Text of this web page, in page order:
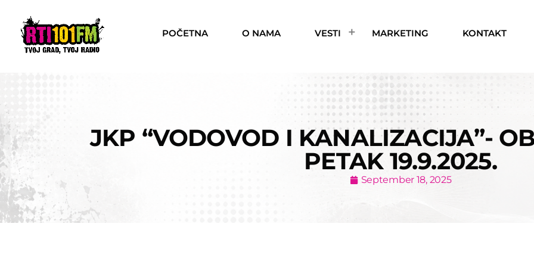
POČETNA O NAMA VESTI MARKETING KONTAKT
JKP “VODOVOD I KANALIZACIJA”-
PETAK 19.9.2025.
September 18, 2025